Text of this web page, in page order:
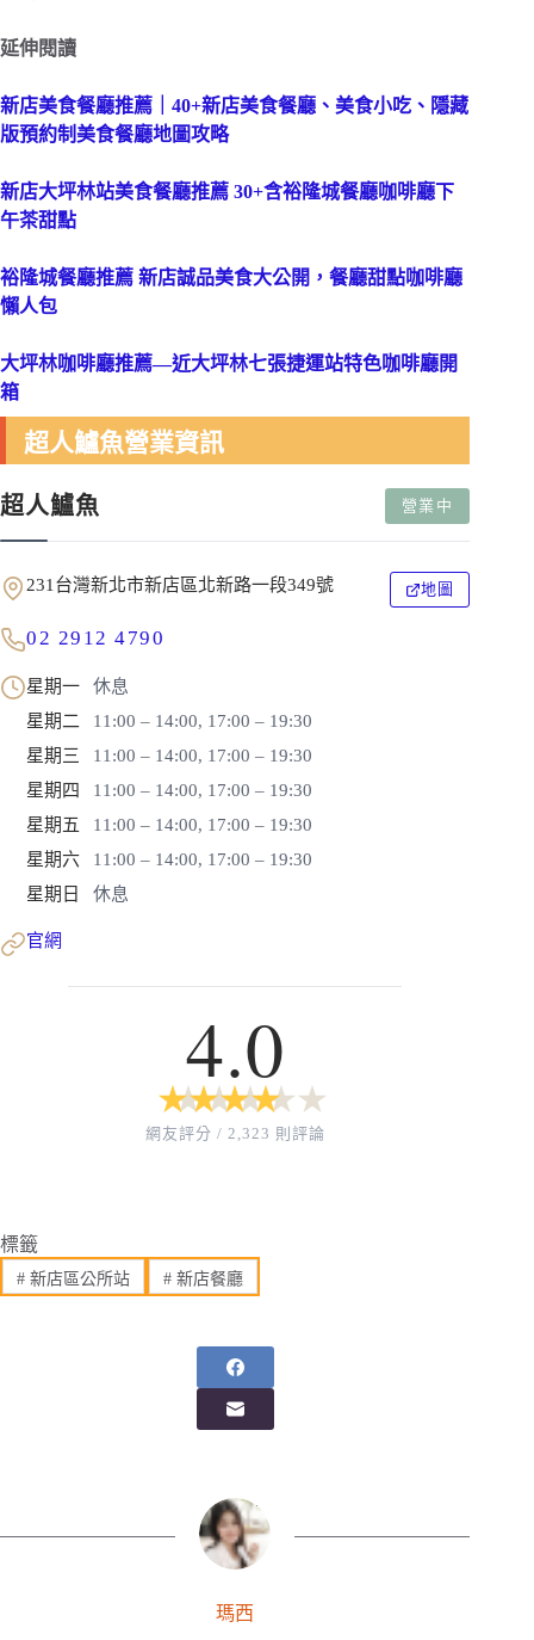
延伸閱讀
新店美食餐廳推薦｜40+新店美食餐廳、美食小吃、隱藏
版預約制美食餐廳地圖攻略
新店大坪林站美食餐廳推薦 30+含裕隆城餐廳咖啡廳下
午茶甜點
裕隆城餐廳推薦 新店誠品美食大公開，餐廳甜點咖啡廳
懶人包
大坪林咖啡廳推薦—近大坪林七張捷運站特色咖啡廳開
箱
超人鱸魚營業資訊
超人鱸魚 營業中
231台灣新北市新店區北新路一段349號 地圖
02 2912 4790
星期一
休息
星期二
11:00 – 14:00, 17:00 – 19:30
星期三
11:00 – 14:00, 17:00 – 19:30
星期四
11:00 – 14:00, 17:00 – 19:30
星期五
11:00 – 14:00, 17:00 – 19:30
星期六
11:00 – 14:00, 17:00 – 19:30
星期日
休息
官網
4.0
★
★ ★
★ ★
★ ★
★ ★
★
網友評分 / 2,323 則評論
標籤
#新店區公所站 #新店餐廳
瑪西